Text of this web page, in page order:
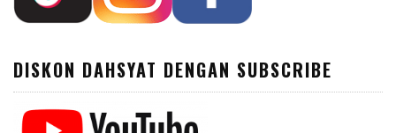
DISKON DAHSYAT DENGAN SUBSCRIBE